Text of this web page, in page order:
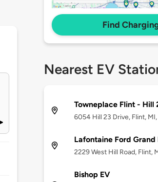
Find
Nearest EV
Towneplace Flint - Hill
6054 Hill 23 Drive, Flint,
Lafontaine Ford Grand
2229 West Hill Road, Flint,
Bishop EV